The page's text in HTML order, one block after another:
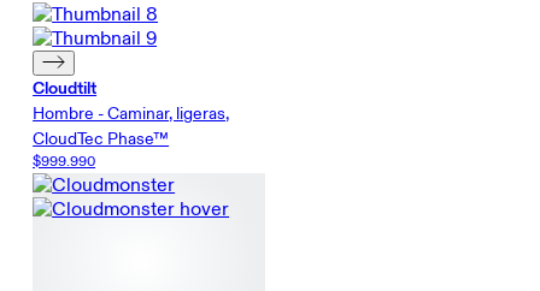
Cloudtilt
Hombre - Caminar, ligeras,
CloudTec Phase™
$999.990